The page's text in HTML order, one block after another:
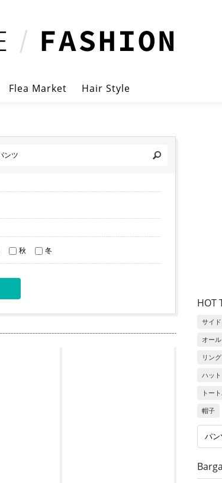
Flea Market Hair Style
秋 冬
HOT
サイ
オー
リング
ハット
トー
帽子